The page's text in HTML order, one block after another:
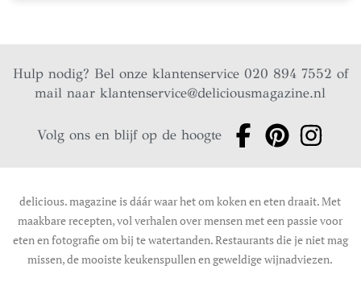
Hulp nodig? Bel onze klantenservice 020 894 7552 of
mail naarklantenservice@deliciousmagazine.nl
Volg ons en blijf op de hoogte
delicious. magazine is dáár waar het om koken en eten draait. Met
maakbare recepten, vol verhalen over mensen met een passie voor
eten en fotografie om bij te watertanden. Restaurants die je niet mag
missen, de mooiste keukenspullen en geweldige wijnadviezen.